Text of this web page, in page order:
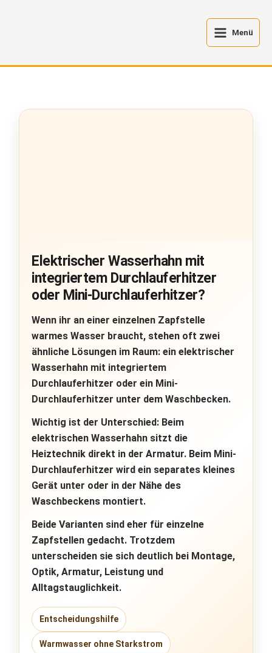
Menü
Elektrischer Wasserhahn mit
integriertem Durchlauferhitzer
oder Mini-Durchlauferhitzer?
Wenn ihr an einer einzelnen Zapfstelle
warmes Wasser braucht, stehen oft zwei
ähnliche Lösungen im Raum: einelektrischer
Wasserhahn mit integriertem
Durchlauferhitzer oder ein Mini-
Durchlauferhitzer unter dem Waschbecken.
Wichtig ist der Unterschied: Beim
elektrischen Wasserhahn sitzt die
Heiztechnik direkt in der Armatur. Beim Mini-
Durchlauferhitzer wird ein separates kleines
Gerät unter oder in der Nähe des
Waschbeckens montiert.
Beide Varianten sind eher für einzelne
Zapfstellen gedacht. Trotzdem
unterscheiden sie sich deutlich bei Montage,
Optik,Armatur, Leistung und
Alltagstauglichkeit.
Entscheidungshilfe
Warmwasser ohne Starkstrom